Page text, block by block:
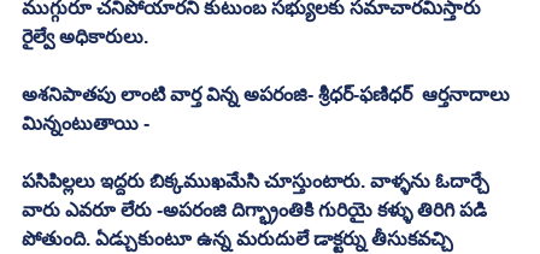
ముగ్గురూ చనిపోయారని కుటుంబ సభ్యులకు సమాచారమిస్తారు
రైల్వే అధికారులు.
అశనిపాతపు లాంటి వార్త విన్న అపరంజి- శ్రీధర్-ఫణిధర్  ఆర్తనాదాలు
మిన్నంటుతాయి -
పసిపిల్లలు ఇద్దరు బిక్కముఖమేసి చూస్తుంటారు. వాళ్ళను ఓదార్చే
వారు ఎవరూ లేరు -అపరంజి దిగ్భ్రాంతికి గురియై కళ్ళు తిరిగి పడి
పోతుంది. ఏడ్చుకుంటూ ఉన్న మరుదులే డాక్టర్ను తీసుకవచ్చి